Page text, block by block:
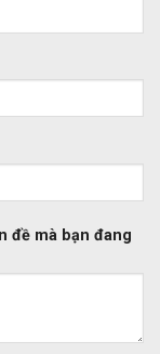
đề mà bạn đang